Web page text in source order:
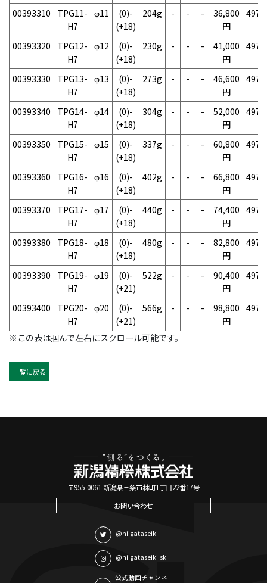
00393310
TPG11-
H7
φ11
(0)-
(+18)
204g - - -
36,800
円
00393320
TPG12-
H7
φ12
(0)-
(+18)
230g - - -
41,000
円
00393330
TPG13-
H7
φ13
(0)-
(+18)
273g - - -
46,600
円
00393340
TPG14-
H7
φ14
(0)-
(+18)
304g - - -
52,000
円
00393350
TPG15-
H7
φ15
(0)-
(+18)
337g - - -
60,800
円
00393360
TPG16-
H7
φ16
(0)-
(+18)
402g - - -
66,800
円
00393370
TPG17-
H7
φ17
(0)-
(+18)
440g - - -
74,400
円
00393380
TPG18-
H7
φ18
(0)-
(+18)
480g - - -
82,800
円
00393390
TPG19-
H7
φ19
(0)-
(+21)
522g - - -
90,400
円
00393400
TPG20-
H7
φ20
(0)-
(+21)
566g - - -
98,800
円
※この表は掴んで左右にスクロール可能です。
一覧に戻る
〒955-0061 新潟県三条市林町1丁目22番17号
お問い合わせ
@niigataseiki
@niigataseiki.sk
公式動画チャンネ